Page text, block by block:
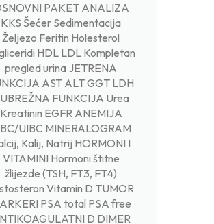
PAKET ANALIZA
KKS Šećer Sedimentacija
Željezo Feritin Holesterol
HDL LDL Kompletan
pregled urina JETRENA
AST ALT GGT LDH
FUNKCIJA Urea
Kreatinin EGFR ANEMIJA
UIBC MINERALOGRAM
Kalij, Natrij HORMONI I
VITAMINI Hormoni štitne
žlijezde (TSH, FT3, FT4)
Vitamin D TUMOR
PSA total PSA free
D DIMER